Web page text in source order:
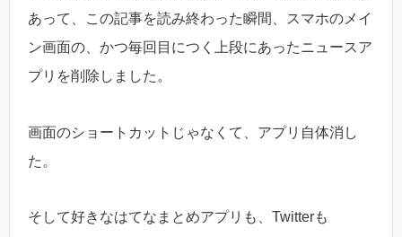
あって、この記事を読み終わった瞬間、スマホのメイ
ン画面の、かつ毎回目につく上段にあったニュースア
プリを削除しました。
画面のショートカットじゃなくて、アプリ自体消し
た。
そして好きなはてなまとめアプリも、Twitterも